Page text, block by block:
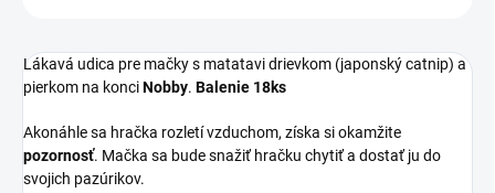
Lákavá udica pre mačky s matatavi drievkom (japonský catnip) a
pierkom na konciNobby. Balenie 18ks
Akonáhle sa hračka rozletí vzduchom, získa si okamžite
pozornosť. Mačka sa bude snažiť hračku chytiť a dostať ju do
svojich pazúrikov.